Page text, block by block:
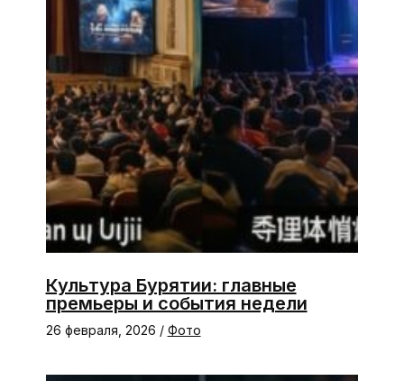
Культура Бурятии: главные
премьеры и события недели
26 февраля, 2026 / Фото